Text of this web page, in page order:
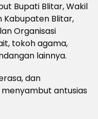
Bupati Blitar, Wakil
Kabupaten Blitar,
Organisasi
tokoh agama,
lainnya.
dan
antusias